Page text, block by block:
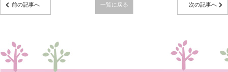
前の記事へ 一覧に戻る 次の記事へ